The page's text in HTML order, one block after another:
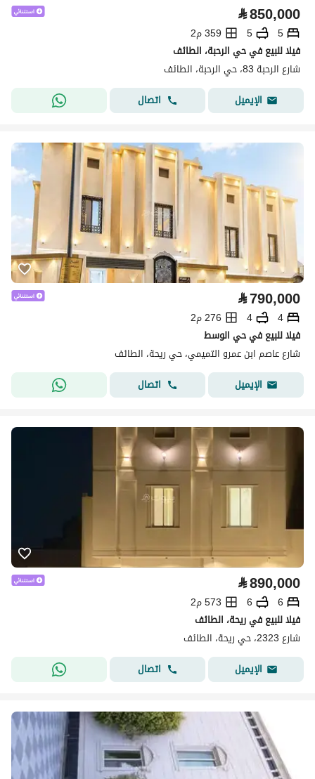
⃁850,000
5
5
359 م2
فيلا للبيع في حي الرحبة، الطائف
شارع الرحبة 83، حي الرحبة، الطائف
الإيميل
اتصال
⃁790,000
4
4
276 م2
فيلا للبيع في حي الوسط
شارع عاصم ابن عمرو التميمي، حي ريحة، الطائف
الإيميل
اتصال
⃁890,000
6
6
573 م2
فيلا للبيع في ريحة، الطائف
شارع 2323، حي ريحة، الطائف
الإيميل
اتصال